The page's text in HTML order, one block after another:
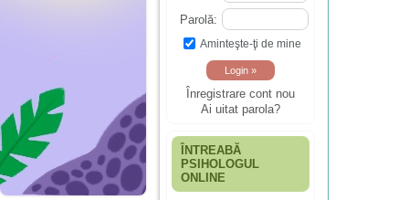
Parolă:
Aminteşte-ţi de mine
Înregistrare cont nou
Ai uitat parola?
ÎNTREABĂ
PSIHOLOGUL
ONLINE